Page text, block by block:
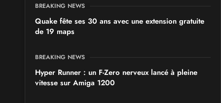
BREAKING NEWS
Quake fête ses 30 ans avec une extension gratuite
de 19 maps
BREAKING NEWS
Hyper Runner : un F-Zero nerveux lancé à pleine
vitesse sur Amiga 1200